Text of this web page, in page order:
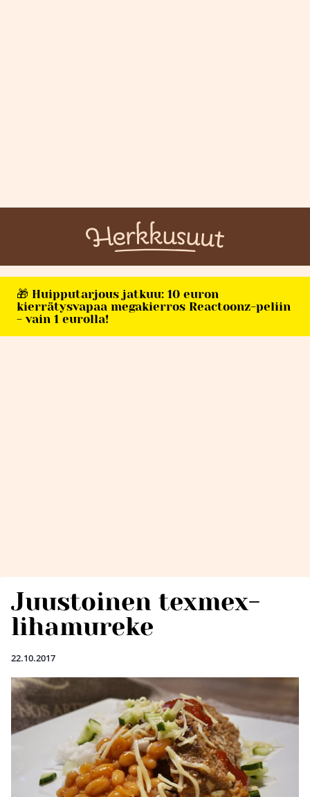
🎁 Huipputarjous jatkuu: 10 euron
kierrätysvapaa megakierros Reactoonz-peliin
- vain 1 eurolla!
Juustoinen texmex-
lihamureke
22.10.2017